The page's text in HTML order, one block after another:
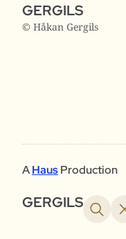
GERGILS
© Håkan Gergils
AHausProduction
GERGILS